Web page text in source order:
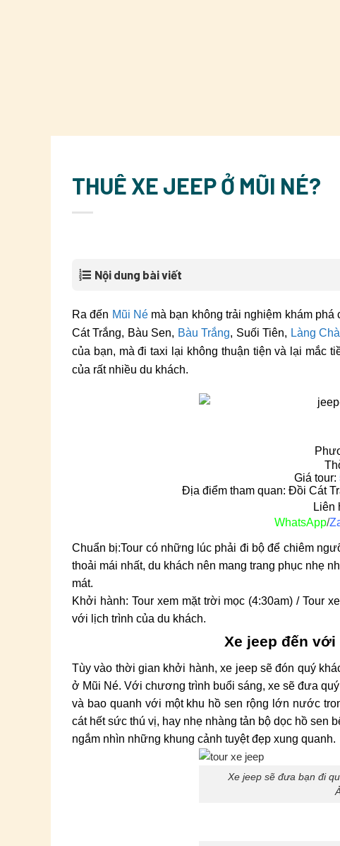
THUÊ XE JEEP Ở MŨI NÉ?
Nội dung bài viết
Ra đến Mũi Némà bạn không trải nghiệm khám phá
Cát Trắng, Bàu Sen, Bàu Trắng, Suối Tiên, Làng
của bạn, mà đi taxi lại không thuận tiện và lại mắc
của rất nhiều du khách.
Giá tour:
Địa điểm tham quan: Đồi Cát
Liên
WhatsApp/
Chuẩn bị:Tour có những lúc phải đi bộ để chiêm
thoải mái nhất, du khách nên mang trang phục nhẹ
mát.
Khởi hành: Tour xem mặt trời mọc (4:30am) / Tour
với lịch trình của du khách.
Xe jeep đến
Tùy vào thời gian khởi hành, xe jeep sẽ đón quý
ở Mũi Né. Với chương trình buổi sáng, xe sẽ đưa
và bao quanh với một khu hồ sen rộng lớn nước
cát hết sức thú vị, hay nhẹ nhàng tản bộ dọc hồ sen
ngắm nhìn những khung cảnh tuyệt đẹp xung quanh.
Xe jeep sẽ đưa bạn đi